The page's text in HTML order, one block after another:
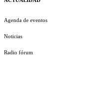
Agenda de eventos
Noticias
Radio fórum